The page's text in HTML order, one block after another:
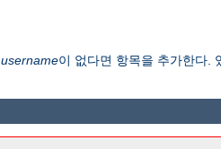
username이 없다면 항목을 추가한다.